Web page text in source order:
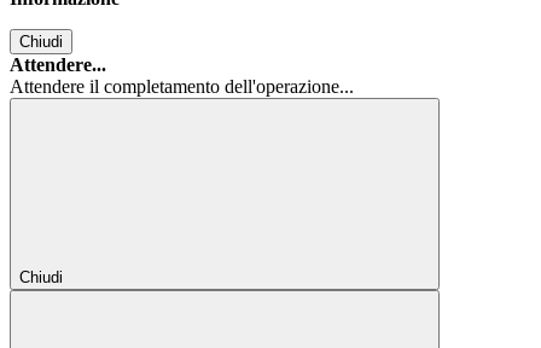
Chiudi
Attendere...
Attendere il completamento dell'operazione...
Chiudi